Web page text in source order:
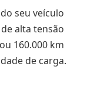
seu veículo
alta tensão
160.000 km
de carga.